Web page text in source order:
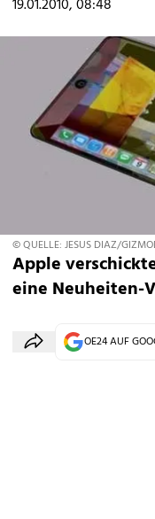
19.01.2010, 08:48
© QUELLE: JESUS DIAZ/
Apple
eine Neuheiten-
OE24 AUF